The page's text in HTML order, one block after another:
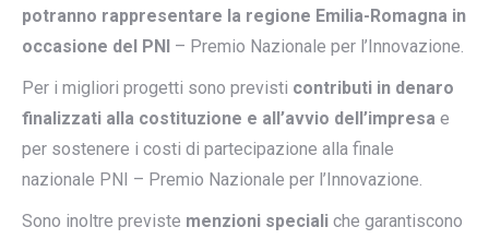
potranno rappresentare la regione Emilia-Romagna in
occasione del PNI – Premio Nazionale per l’Innovazione.
Per i migliori progetti sono previsti contributi in denaro
finalizzati alla costituzione e all’avvio dell’impresa e
per sostenere i costi di partecipazione alla finale
nazionale PNI – Premio Nazionale per l’Innovazione.
Sono inoltre previste menzioni speciali che garantiscono